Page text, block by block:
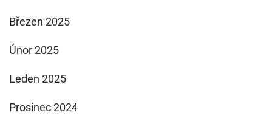
Březen 2025
Únor 2025
Leden 2025
Prosinec 2024